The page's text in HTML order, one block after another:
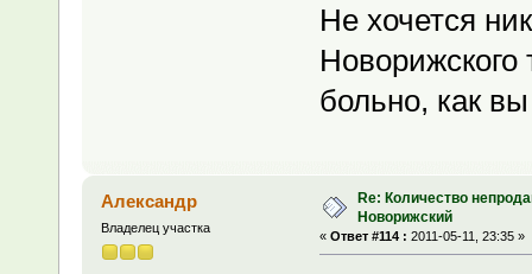
Не хочется
Новорижского
больно, как
Александр
Владелец участка
Re: Количество
Новорижский
« Ответ #114 : 2011-05-11, 23:35 »